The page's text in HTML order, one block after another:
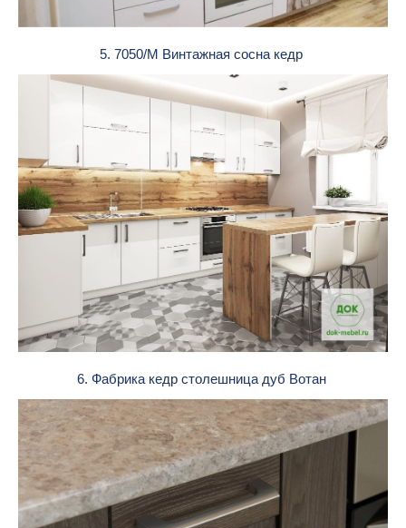
5. 7050/М Винтажная сосна кедр
6. Фабрика кедр столешница дуб Вотан